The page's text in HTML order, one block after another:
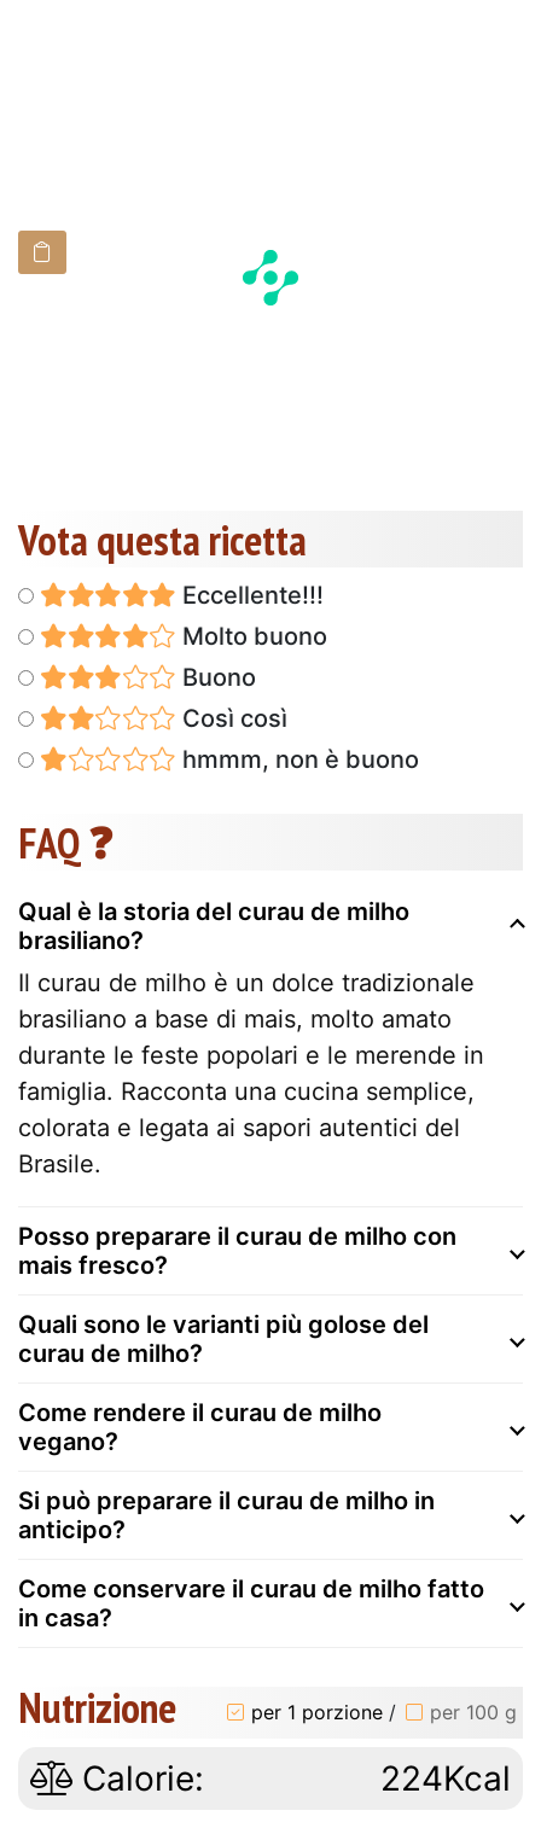
Vota questa ricetta
Eccellente!!!
Molto buono
Buono
Così così
hmmm, non è buono
FAQ ❓
Qual è la storia del curau de milho
brasiliano?
Il curau de milho è un dolce tradizionale
brasiliano a base di mais, molto amato
durante le feste popolari e le merende in
famiglia. Racconta una cucina semplice,
colorata e legata ai sapori autentici del
Brasile.
Posso preparare il curau de milho con
mais fresco?
Quali sono le varianti più golose del
curau de milho?
Come rendere il curau de milho
vegano?
Si può preparare il curau de milho in
anticipo?
Come conservare il curau de milho fatto
in casa?
Nutrizione per 1 porzione / per 100 g
Calorie: 224Kcal